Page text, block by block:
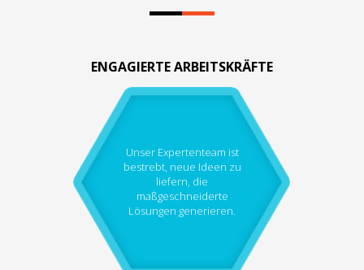
ENGAGIERTE ARBEITSKRÄFTE
Unser Expertenteam ist
bestrebt, neue Ideen zu
liefern, die
maßgeschneiderte
Lösungen generieren.